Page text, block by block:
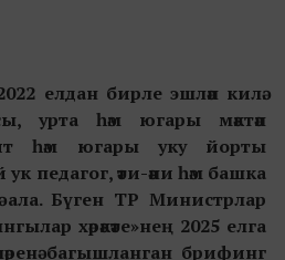
елдан бирле эшләп килә.
урта һәм югары мәктәп
һәм югары уку йорты
педагог, әти-әни һәм башка
ала. Бүген ТР Министрлар
хәрәкәте»нең 2025 елга
багышланган брифинг